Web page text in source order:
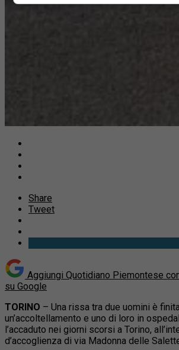
Share
Tweet
Aggiungi Quotidiano Piemontese
su Google
TORINO – Una rissa tra due uomini è
un’accoltellamento e uno di loro in
l’accaduto nei giorni scorsi a Torino,
d’accoglienza di via Madonna delle